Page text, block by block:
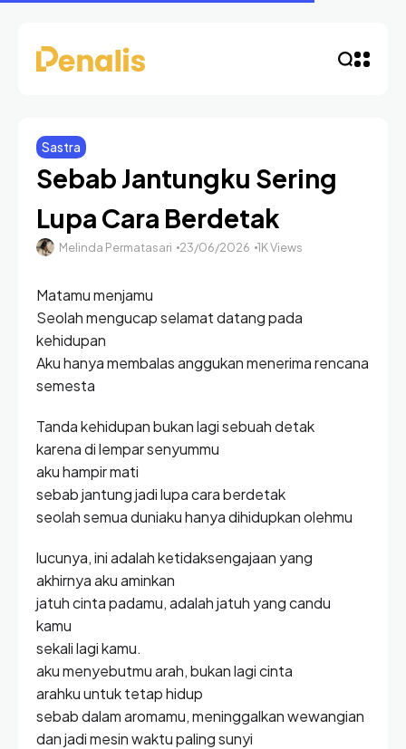
Sastra
Sebab Jantungku Sering
Lupa Cara Berdetak
Melinda Permatasari 23/06/2026 1K Views
Matamu menjamu
Seolah mengucap selamat datang pada
kehidupan
Aku hanya membalas anggukan menerima rencana
semesta
Tanda kehidupan bukan lagi sebuah detak
karena di lempar senyummu
aku hampir mati
sebab jantung jadi lupa cara berdetak
seolah semua duniaku hanya dihidupkan olehmu
lucunya, ini adalah ketidaksengajaan yang
akhirnya aku aminkan
jatuh cinta padamu, adalah jatuh yang candu
kamu
sekali lagi kamu.
aku menyebutmu arah, bukan lagi cinta
arahku untuk tetap hidup
sebab dalam aromamu, meninggalkan wewangian
dan jadi mesin waktu paling sunyi